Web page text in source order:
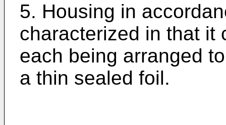
5. Housing in
characterized in that it
each being arranged
a thin sealed foil.